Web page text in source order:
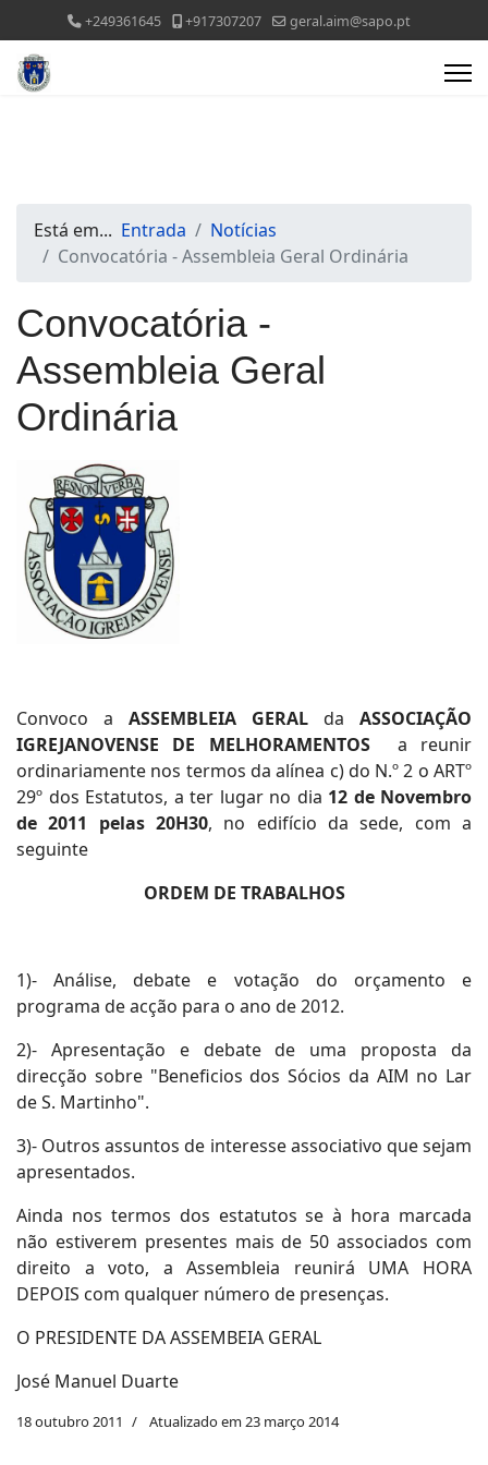
+249361645 +917307207 geral.aim@sapo.pt
Está em... Entrada
Notícias
Convocatória - Assembleia Geral Ordinária
Convocatória -
Assembleia Geral
Ordinária
Convoco a ASSEMBLEIA GERAL da ASSOCIAÇÃO
IGREJANOVENSE DE MELHORAMENTOSa reunir
ordinariamente nos termos da alínea c) do N.º 2 o ARTº
29º dos Estatutos, a ter lugar no dia 12 de Novembro
de 2011 pelas 20H30, no edifício da sede, com a
seguinte
ORDEM DE TRABALHOS
1)- Análise, debate e votação do orçamento e
programa de acção para o ano de 2012.
2)- Apresentação e debate de uma proposta da
direcção sobre "Beneficios dos Sócios da AIM no Lar
de S. Martinho".
3)- Outros assuntos de interesse associativo que sejam
apresentados.
Ainda nos termos dos estatutos se à hora marcada
não estiverem presentes mais de 50 associados com
direito a voto, a Assembleia reunirá UMA HORA
DEPOIS com qualquer número de presenças.
O PRESIDENTE DA ASSEMBEIA GERAL
José Manuel Duarte
18 outubro 2011 Atualizado em 23 março 2014